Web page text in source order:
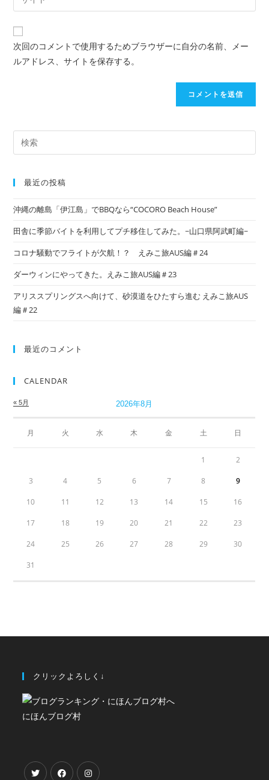
次回のコメントで使用するためブラウザーに自分の名前、メー
ルアドレス、サイトを保存する。
最近の投稿
沖縄の離島「伊江島」でBBQなら“COCORO Beach House”
田舎に季節バイトを利用してプチ移住してみた。~山口県阿武町編~
コロナ騒動でフライトが欠航！？ えみこ旅AUS編＃24
ダーウィンにやってきた。えみこ旅AUS編＃23
アリススプリングスへ向けて、砂漠道をひたすら進む えみこ旅AUS
編＃22
最近のコメント
CALENDAR
2026年8月
月 火 水 木 金 土 日
« 5月
1 2
3 4 5 6 7 8 9
10 11 12 13 14 15 16
17 18 19 20 21 22 23
24 25 26 27 28 29 30
31
クリックよろしく↓
にほんブログ村